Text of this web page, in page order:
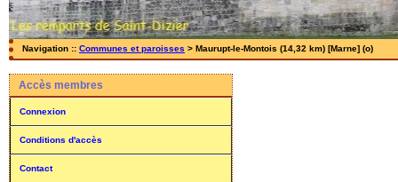
Navigation :: Communes et paroisses > Maurupt-le-Montois (14,32 km) [Marne] (o)
Accès membres
Connexion
Conditions d'accès
Contact